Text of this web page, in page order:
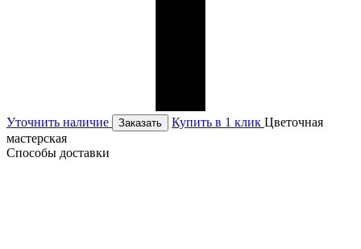
Уточнить наличие Заказать Купить в 1 клик Цветочная
мастерская
Способы доставки